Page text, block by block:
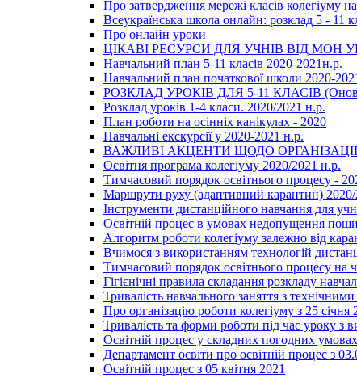
Про затвердження мережі класів колегіуму
Всеукраїнська школа онлайн: розклад 5 - 11
Про онлайн уроки
ЦІКАВІ РЕСУРСИ ДЛЯ УЧНІВ ВІД МОН
Навчальний план 5-11 класів 2020-2021н.р.
Навчальний план початкової школи 2020-
РОЗКЛАД УРОКІВ ДЛЯ 5-11 КЛАСІВ
Розклад уроків 1-4 класи. 2020/2021 н.р.
План роботи на осінніх канікулах - 2020
Навчальні екскурсії у 2020-2021 н.р.
ВАЖЛИВІ АКЦЕНТИ ЩОДО
Освітня програма колегіуму 2020/2021 н.р.
Тимчасовий порядок освітнього процесу -
Маршрути руху (адаптивний карантин) 2020/
Інструменти дистанційного навчання для
Освітній процес в умовах недопущення
Алгоритм роботи колегіуму залежно від
Вчимося з використанням технологій
Тимчасовий порядок освітнього процесу на
Гігієнічні правила складання розкладу
Тривалість навчального заняття з
Про організацію роботи колегіуму з 25 січня
Тривалість та форми роботи під час уроку з
Освітній процес у складних погодних умовах
Департамент освіти про освітній процес з
Освітній процес з 05 квітня 2021